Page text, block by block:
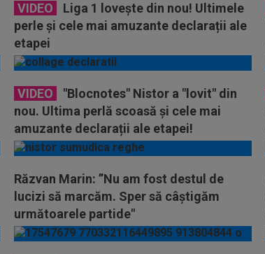
VIDEO
Liga 1 lovește din nou! Ultimele
perle și cele mai amuzante declarații ale
etapei
VIDEO
"Blocnotes" Nistor a "lovit" din
nou. Ultima perlă scoasă și cele mai
amuzante declarații ale etapei!
Răzvan Marin: ”Nu am fost destul de
lucizi să marcăm. Sper să câștigăm
următoarele partide"